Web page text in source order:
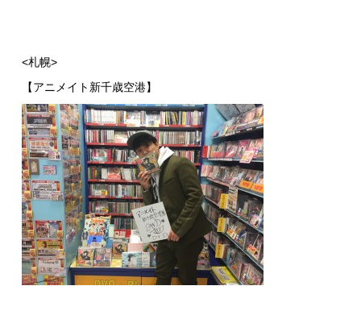
<札幌>
【アニメイト新千歳空港】